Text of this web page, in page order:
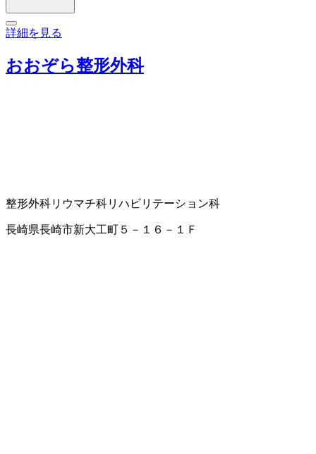
詳細を見る
おおぞら整形外科
整形外科リウマチ科リハビリテーション科
長崎県長崎市新大工町５－１６－１Ｆ